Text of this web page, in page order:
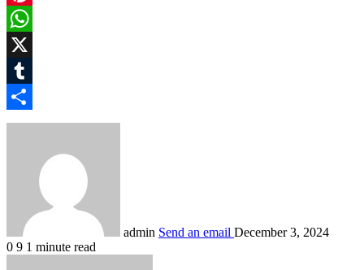
Pinterest
WhatsApp
X
Tumblr
Share
admin Send an email December 3, 2024
0 9 1 minute read